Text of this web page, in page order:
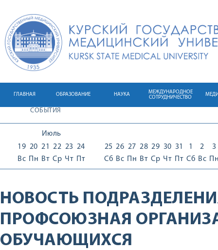
ГЛАВНАЯ ОБРАЗОВАНИЕ НАУКА
МЕЖДУНАРОДНОЕ
СОТРУДНИЧЕСТВО
СОБЫТИЯ
Июль
19
Вс
20
Пн
21
Вт
22
Ср
23
Чт
24
Пт
25
Сб
26
Вс
27
Пн
28
Вт
29
Ср
30
Чт
31
Пт
1
Сб
2
Вс
3
НОВОСТЬ
ПРОФСОЮЗНАЯ
ОБУЧАЮЩИХСЯ